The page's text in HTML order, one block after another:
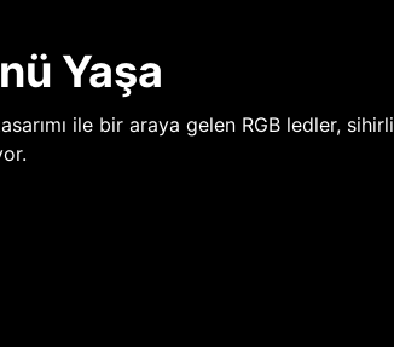
Yaşa
ile bir araya gelen RGB ledler, sihirli